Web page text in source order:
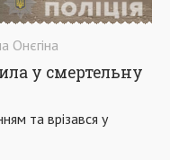
Онєгіна
у смертельну
та врізався у